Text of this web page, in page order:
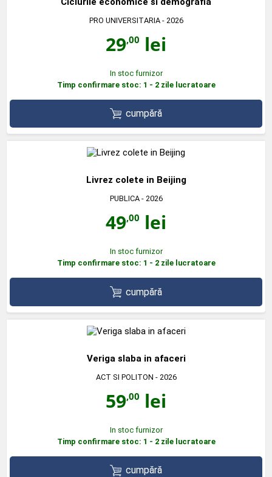
PRO UNIVERSITARIA- 2026
29,00 lei
In stoc furnizor
Timp confirmare stoc: 1 - 2 zile lucratoare
cumpără
Livrez colete in Beijing
PUBLICA- 2026
49,00 lei
In stoc furnizor
Timp confirmare stoc: 1 - 2 zile lucratoare
cumpără
Veriga slaba in afaceri
ACT SI POLITON - 2026
59,00 lei
In stoc furnizor
Timp confirmare stoc: 1 - 2 zile lucratoare
cumpără